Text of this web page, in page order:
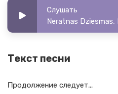
Слушать
Текст песни
Продолжение следует...